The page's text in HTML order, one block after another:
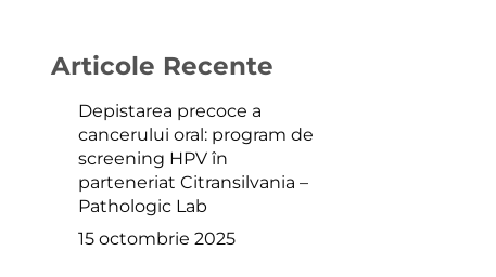
Articole Recente
Depistarea precoce a
cancerului oral: program de
screening HPV în
parteneriat Citransilvania –
Pathologic Lab
15 octombrie 2025